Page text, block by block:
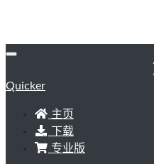
Quicker
主页
下载
专业版